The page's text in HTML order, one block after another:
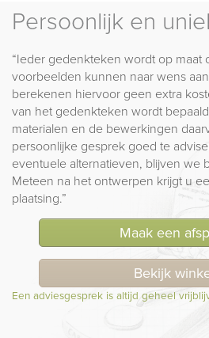
Persoonlijk en
“Ieder gedenkteken wordt op maat
voorbeelden kunnen naar wens
berekenen hiervoor geen extra
van het gedenkteken wordt
materialen en de bewerkingen
persoonlijke gesprek goed te
eventuele alternatieven, blijven we
Meteen na het ontwerpen krijgt u
plaatsing.”
Maak een
Bekijk
Een adviesgesprek is altijd geheel